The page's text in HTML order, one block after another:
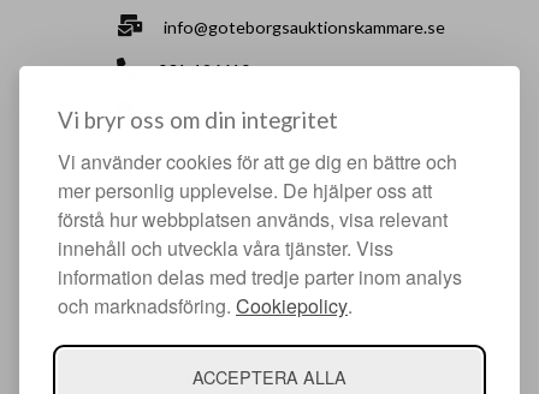
Vi bryr oss om din integritet
Vi använder cookies för att ge dig en bättre och
mer personlig upplevelse. De hjälper oss att
förstå hur webbplatsen används, visa relevant
innehåll och utveckla våra tjänster. Viss
information delas med tredje parter inom analys
och marknadsföring. Cookiepolicy.
ACCEPTERA ALLA
info@goteborgsauktionskammare.se
031-126610
Sisjö Kullegata 6, 436 32 Askim
HJÄLPFULLA SIDOR
Något du vill sälja?
Att köpa hos oss
Om oss
Facebook
Instagram